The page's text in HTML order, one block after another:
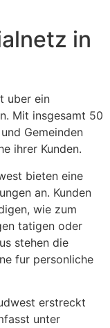
in
uber ein
Mit insgesamt 50
Gemeinden
ihrer Kunden.
bieten eine
an. Kunden
wie zum
tatigen oder
stehen die
fur personliche
erstreckt
unter